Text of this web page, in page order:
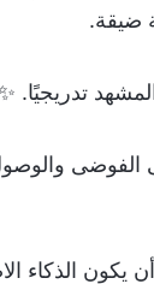
ضيقة.
تدريجيًا.
الفوضى
يكون الذكاء